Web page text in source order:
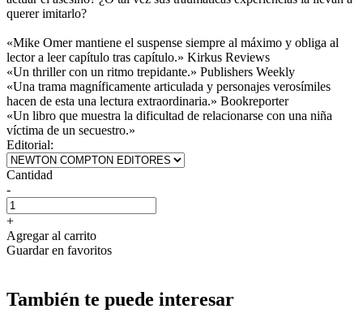
querer imitarlo?
«Mike Omer mantiene el suspense siempre al máximo y obliga al
lector a leer capítulo tras capítulo.» Kirkus Reviews
«Un thriller con un ritmo trepidante.» Publishers Weekly
«Una trama magníficamente articulada y personajes verosímiles
hacen de esta una lectura extraordinaria.» Bookreporter
«Un libro que muestra la dificultad de relacionarse con una niña
víctima de un secuestro.»
Editorial:
Cantidad
-
+
Agregar al carrito
Guardar en favoritos
También te puede interesar